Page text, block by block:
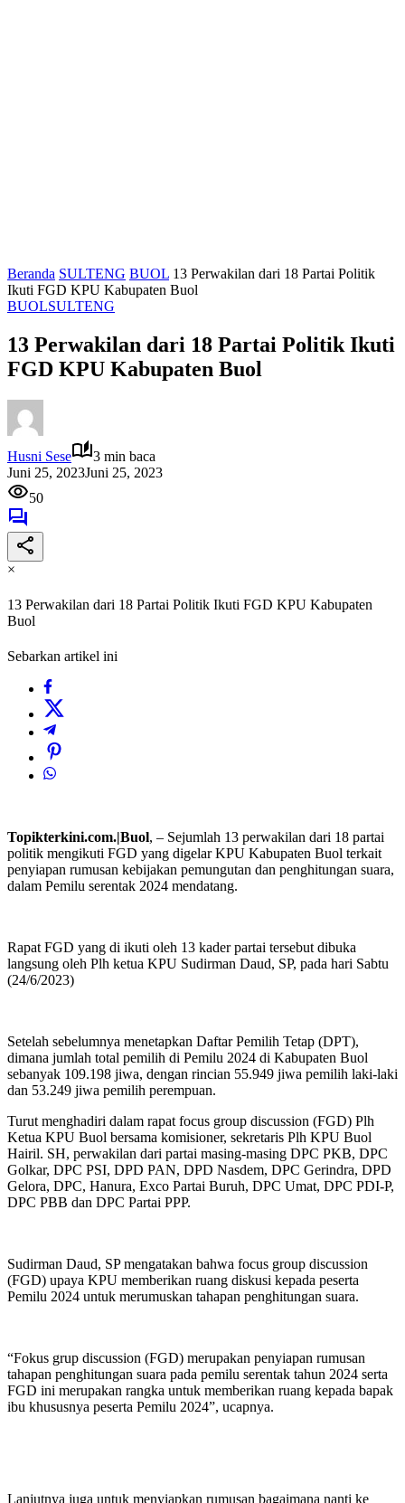
Beranda SULTENG BUOL 13 Perwakilan dari 18 Partai Politik
Ikuti FGD KPU Kabupaten Buol
BUOLSULTENG
13 Perwakilan dari 18 Partai Politik Ikuti
FGD KPU Kabupaten Buol
Husni Sese
3 min baca
Juni 25, 2023Juni 25, 2023
50
×
13 Perwakilan dari 18 Partai Politik Ikuti FGD KPU Kabupaten
Buol
Sebarkan artikel ini
Topikterkini.com.|Buol, – Sejumlah 13 perwakilan dari 18 partai
politik mengikuti FGD yang digelar KPU Kabupaten Buol terkait
penyiapan rumusan kebijakan pemungutan dan penghitungan suara,
dalam Pemilu serentak 2024 mendatang.
Rapat FGD yang di ikuti oleh 13 kader partai tersebut dibuka
langsung oleh Plh ketua KPU Sudirman Daud, SP, pada hari Sabtu
(24/6/2023)
Setelah sebelumnya menetapkan Daftar Pemilih Tetap (DPT),
dimana jumlah total pemilih di Pemilu 2024 di Kabupaten Buol
sebanyak 109.198 jiwa, dengan rincian 55.949 jiwa pemilih laki-laki
dan 53.249 jiwa pemilih perempuan.
Turut menghadiri dalam rapat focus group discussion (FGD) Plh
Ketua KPU Buol bersama komisioner, sekretaris Plh KPU Buol
Hairil. SH, perwakilan dari partai masing-masing DPC PKB, DPC
Golkar, DPC PSI, DPD PAN, DPD Nasdem, DPC Gerindra, DPD
Gelora, DPC, Hanura, Exco Partai Buruh, DPC Umat, DPC PDI-P,
DPC PBB dan DPC Partai PPP.
Sudirman Daud, SP mengatakan bahwa focus group discussion
(FGD) upaya KPU memberikan ruang diskusi kepada peserta
Pemilu 2024 untuk merumuskan tahapan penghitungan suara.
“Fokus grup discussion (FGD) merupakan penyiapan rumusan
tahapan penghitungan suara pada pemilu serentak tahun 2024 serta
FGD ini merupakan rangka untuk memberikan ruang kepada bapak
ibu khususnya peserta Pemilu 2024”, ucapnya.
Lanjutnya juga untuk menyiapkan rumusan bagaimana nanti ke